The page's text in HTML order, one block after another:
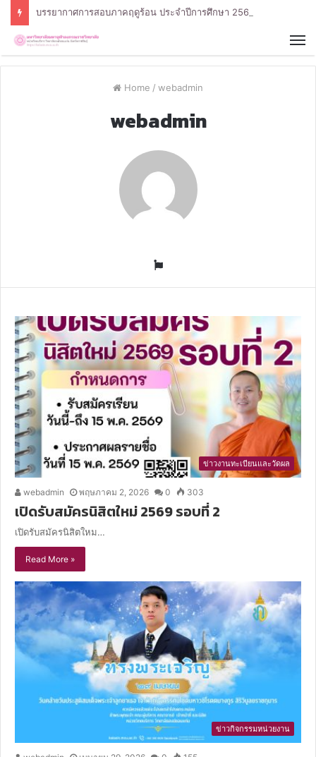
Home / webadmin
webadmin
W
i
t
e
ข่าวงานทะเบียนและวัดผล
webadmin พฤษภาคม 2, 2026 0 303
เปิดรับสมัครนิสิตใหม่ 2569 รอบที่ 2
เปิดรับสมัครนิสิตใหม…
Read More »
ข่าวกิจกรรมหน่วยงาน